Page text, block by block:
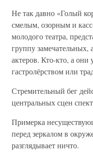
Не так давно «Голый
смелым, озорным и
молодого театра,
группу замечательных,
актеров. Кто-кто, а
гастролёрством или
Стремительный бег
центральных сцен
Примерка
перед зеркалом в
разглядывает ничто.